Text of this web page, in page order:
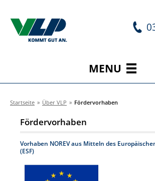
MENU
Startseite » Über VLP » Fördervorhaben
Fördervorhaben
Vorhaben NOREV aus Mitteln des
(ESF)